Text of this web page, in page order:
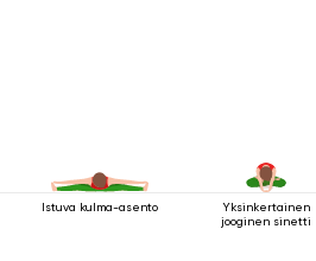
Istuva kulma-asento
Yksinkertainen
jooginen sinetti